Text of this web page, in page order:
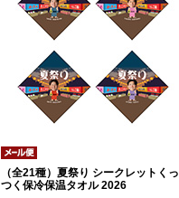
（全21種）夏祭り シークレットくっ
つく保冷保温タオル 2026